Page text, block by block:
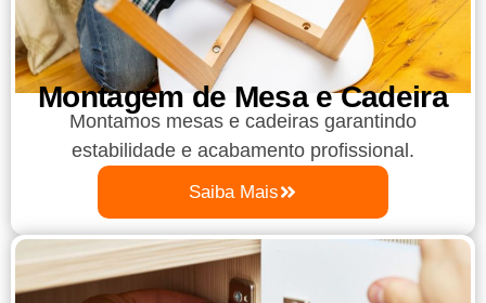
Montagem de Mesa e Cadeira
Montamos mesas e cadeiras garantindo
estabilidade e acabamento profissional.
Saiba Mais